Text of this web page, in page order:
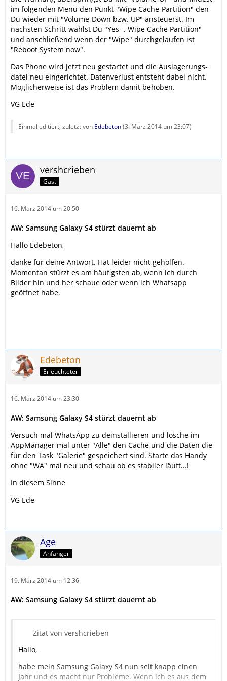
im folgenden Menü den Punkt "Wipe Cache-Partition" den
Du wieder mit "Volume-Down bzw. UP" ansteuerst. Im
nächsten Schritt wählst Du "Yes -. Wipe Cache Partition"
und anschließend wenn der "Wipe" durchgelaufen ist
"Reboot System now".
Das Phone wird jetzt neu gestartet und die Auslagerungs-
datei neu eingerichtet. Datenverlust entsteht dabei nicht.
Möglicherweise ist das Problem damit behoben.
VG Ede
Einmal editiert, zuletzt von Edebeton(3. März 2014 um 23:07)
vershcrieben
Gast
16. März 2014 um 20:50
AW: Samsung Galaxy S4 stürzt dauernt ab
Hallo Edebeton,
danke für deine Antwort. Hat leider nicht geholfen.
Momentan stürzt es am häufigsten ab, wenn ich durch
Bilder hin und her schaue oder wenn ich Whatsapp
geöffnet habe.
Edebeton
Erleuchteter
16. März 2014 um 23:30
AW: Samsung Galaxy S4 stürzt dauernt ab
Versuch mal WhatsApp zu deinstallieren und lösche im
AppManager mal unter "Alle" den Cache und die Daten die
für den Task "Galerie" gespeichert sind. Starte das Handy
ohne "WA" mal neu und schau ob es stabiler läuft...!
In diesem Sinne
VG Ede
Age
Anfänger
19. März 2014 um 12:36
AW: Samsung Galaxy S4 stürzt dauernt ab
Zitat von vershcrieben
Hallo,
habe mein Samsung Galaxy S4 nun seit knapp einen
Jahr und es macht nur Probleme. Wenn ich es aus dem